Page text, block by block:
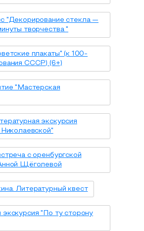
"Декорирование стекла —
творчества "
плакаты" (к 100-
СССР) (6+)
"Мастерская
экскурсия
с оренбургской
Щёголевой
Литературный квест
экскурсия "По ту сторону